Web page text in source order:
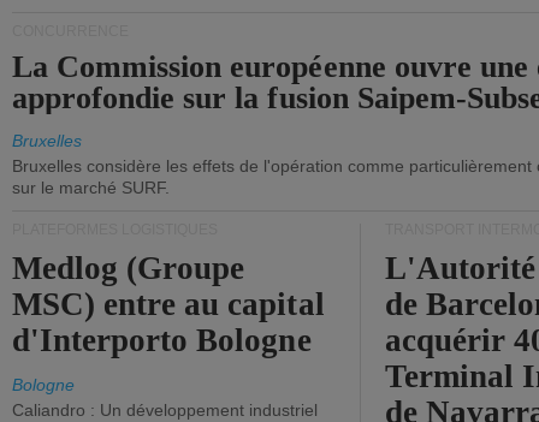
La Commission européenne ouvre une
approfondie sur la fusion Saipem-
Bruxelles
Bruxelles considère les effets de l'opération comme
sur le marché SURF.
Medlog (Groupe
MSC) entre au capital
d'Interporto Bologne
Bologne
Caliandro : Un développement industriel
de
acquérir
Terminal
de